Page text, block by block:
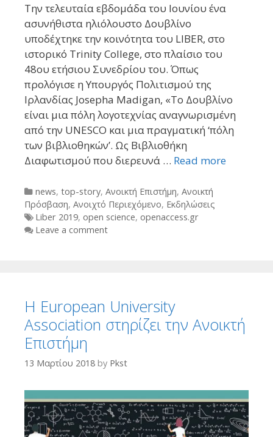
Την τελευταία εβδομάδα του Ιουνίου ένα
ασυνήθιστα ηλιόλουστο Δουβλίνο
υποδέχτηκε την κοινότητα του LIBER, στο
ιστορικό Trinity College, στο πλαίσιο του
48ου ετήσιου Συνεδρίου του. Όπως
προλόγισε η Υπουργός Πολιτισμού της
Ιρλανδίας Josepha Madigan, «Το Δουβλίνο
είναι μια πόλη λογοτεχνίας αναγνωρισμένη
από την UNESCO και μια πραγματική ‘πόλη
των βιβλιοθηκών’. Ως Βιβλιοθήκη
Διαφωτισμού που διερευνά … Read more
Categories
news, top-story, Ανοικτή Επιστήμη, Ανοικτή
Πρόσβαση, Ανοιχτό Περιεχόμενο, Εκδηλώσεις
Tags
Liber 2019, open science, openaccess.gr
Leave a comment
H European University
Association στηρίζει την Ανοικτή
Επιστήμη
13 Μαρτίου 2018 by Pkst